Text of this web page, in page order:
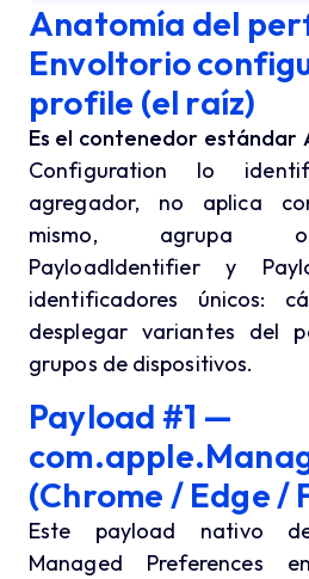
Anatomía del
Envoltorio
profile (el raíz)
Es el contenedor estándar
Configuration lo
agregador, no aplica
mismo, agrupa
PayloadIdentifier y
identificadores únicos:
desplegar variantes del
grupos de dispositivos.
Payload #1 —
(Chrome / Edge /
Este payload nativo
Managed Preferences